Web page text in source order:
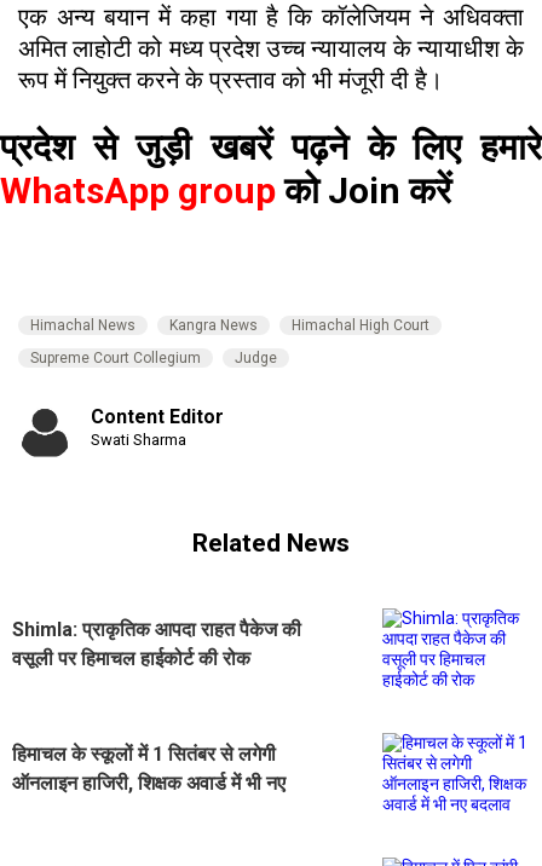
एक अन्य बयान में कहा गया है कि कॉलेजियम ने अधिवक्ता
अमित लाहोटी को मध्य प्रदेश उच्च न्यायालय के न्यायाधीश के
रूप में नियुक्त करने के प्रस्ताव को भी मंजूरी दी है।
प्रदेश से जुड़ी खबरें पढ़ने के लिए हमारे
WhatsApp groupको Join करें
Himachal News Kangra News
Himachal High Court
Supreme Court Collegium
Judge
Content Editor
Swati Sharma
Related News
Shimla: प्राकृतिक आपदा राहत पैकेज की
वसूली पर हिमाचल हाईकोर्ट की रोक
हिमाचल के स्कूलों में 1 सितंबर से लगेगी
ऑनलाइन हाजिरी, शिक्षक अवार्ड में भी नए